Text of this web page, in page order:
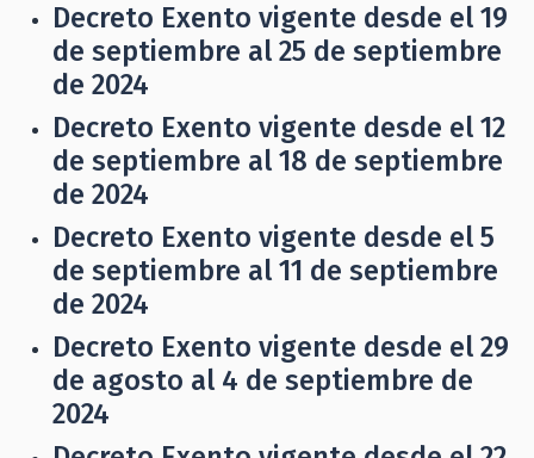
Decreto Exento vigente desde el 19
de septiembre al 25 de septiembre
de 2024
Decreto Exento vigente desde el 12
de septiembre al 18 de septiembre
de 2024
Decreto Exento vigente desde el 5
de septiembre al 11 de septiembre
de 2024
Decreto Exento vigente desde el 29
de agosto al 4 de septiembre de
2024